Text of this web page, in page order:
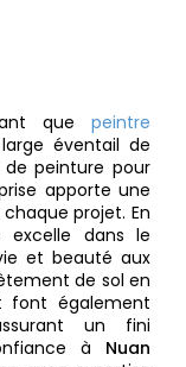
que peintre
éventail de
de peinture pour
apporte une
projet. En
excelle dans le
et beauté aux
de sol en
font également
un fini
à Nuan